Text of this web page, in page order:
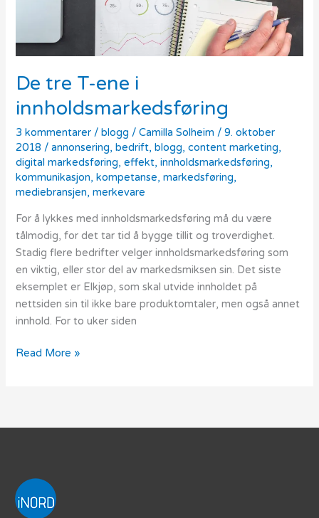
De tre T-ene i
innholdsmarkedsføring
3 kommentarer /blogg /Camilla Solheim /9. oktober
2018 /annonsering,bedrift,blogg,content marketing,
digital markedsføring,effekt,innholdsmarkedsføring,
kommunikasjon,kompetanse,markedsføring,
mediebransjen,merkevare
For å lykkes med innholdsmarkedsføring må du være
tålmodig, for det tar tid å bygge tillit og troverdighet.
Stadig flere bedrifter velger innholdsmarkedsføring som
en viktig, eller stor del av markedsmiksen sin. Det siste
eksemplet er Elkjøp, som skal utvide innholdet på
nettsiden sin til ikke bare produktomtaler, men også annet
innhold. For to uker siden
Read More »